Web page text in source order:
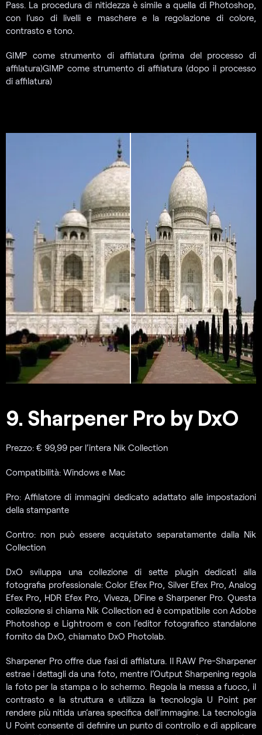
Pass. La procedura di nitidezza è simile a quella di Photoshop,
con l’uso di livelli e maschere e la regolazione di colore,
contrasto e tono.
GIMP come strumento di affilatura (prima del processo di
affilatura)GIMP come strumento di affilatura (dopo il processo
di affilatura)
9. Sharpener Pro by DxO
Prezzo: € 99,99 per l’intera Nik Collection
Compatibilità: Windows e Mac
Pro: Affilatore di immagini dedicato adattato alle impostazioni
della stampante
Contro: non può essere acquistato separatamente dalla Nik
Collection
DxO sviluppa una collezione di sette plugin dedicati alla
fotografia professionale: Color Efex Pro, Silver Efex Pro, Analog
Efex Pro, HDR Efex Pro, Viveza, DFine e Sharpener Pro. Questa
collezione si chiama Nik Collection ed è compatibile con Adobe
Photoshop e Lightroom e con l’editor fotografico standalone
fornito da DxO, chiamato DxO Photolab.
Sharpener Pro offre due fasi di affilatura. Il RAW Pre-Sharpener
estrae i dettagli da una foto, mentre l’Output Sharpening regola
la foto per la stampa o lo schermo. Regola la messa a fuoco, il
contrasto e la struttura e utilizza la tecnologia U Point per
rendere più nitida un’area specifica dell’immagine. La tecnologia
U Point consente di definire un punto di controllo e di applicare